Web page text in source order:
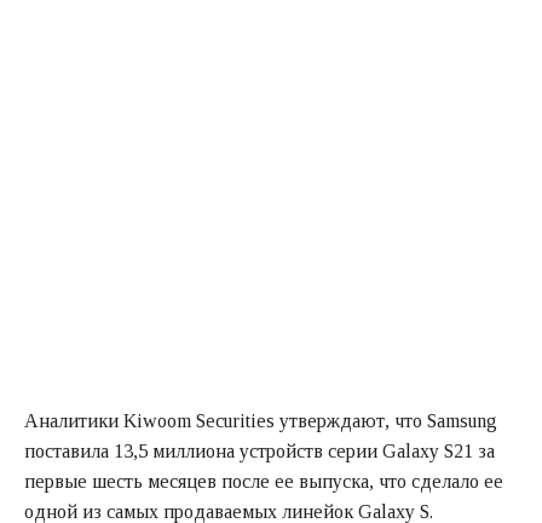
Аналитики Kiwoom Securities утверждают, что Samsung
поставила 13,5 миллиона устройств серии Galaxy S21 за
первые шесть месяцев после ее выпуска, что сделало ее
одной из самых продаваемых линейок Galaxy S.